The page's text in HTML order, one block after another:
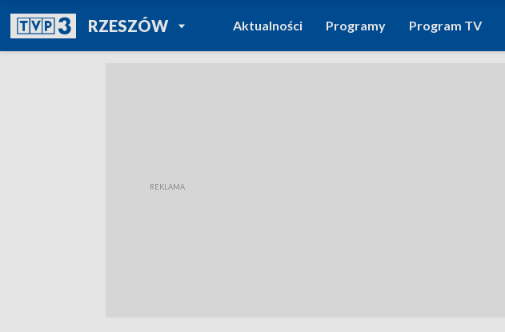
RZESZÓWPOWRÓT DO
TVP REGIONY
Aktualności Programy Program TV